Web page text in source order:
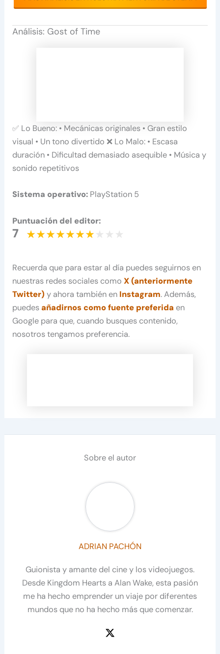
Análisis: Gost of Time
✅ Lo Bueno: • Mecánicas originales • Gran estilo
visual • Un tono divertido ❌ Lo Malo: • Escasa
duración • Dificultad demasiado asequible • Música y
sonido repetitivos
Sistema operativo: PlayStation 5
Puntuación del editor:
7
Recuerda que para estar al día puedes seguirnos en
nuestras redes sociales comoX (anteriormente
Twitter) y ahora también en Instagram. Además,
puedesañadirnos como fuente preferida en
Google para que, cuando busques contenido,
nosotros tengamos preferencia.
Sobre el autor
ADRIAN PACHÓN
Guionista y amante del cine y los videojuegos.
Desde Kingdom Hearts a Alan Wake, esta pasión
me ha hecho emprender un viaje por diferentes
mundos que no ha hecho más que comenzar.